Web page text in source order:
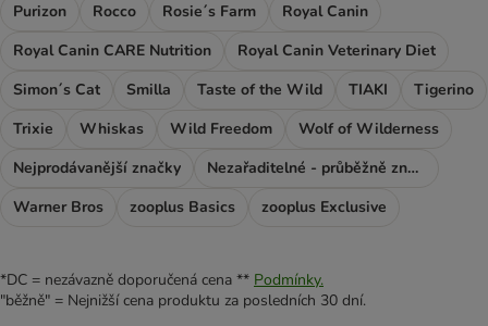
Purizon
Rocco Rosie´s Farm
Royal Canin
Royal Canin CARE Nutrition
Royal Canin Veterinary Diet
Simon´s Cat
Smilla Taste of the Wild TIAKI
Tigerino
Trixie
Whiskas Wild Freedom
Wolf of Wilderness
Nejprodávanější značky
Nezařaditelné - průběžně značky
Warner Bros
zooplus Basics zooplus Exclusive
*DC = nezávazně doporučená cena ** Podmínky.
"běžně" = Nejnižší cena produktu za posledních 30 dní.